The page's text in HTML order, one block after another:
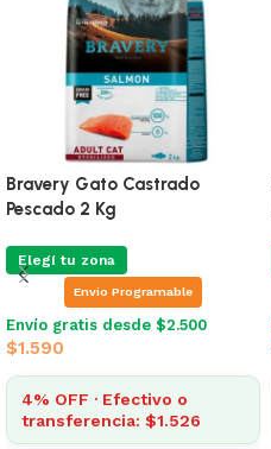
Bravery Gato Castrado
Pescado 2 Kg
Elegí tu zona
Envio Programable
Envío gratis desde $2.500
$1.590
4% OFF · Efectivo o
transferencia: $1.526